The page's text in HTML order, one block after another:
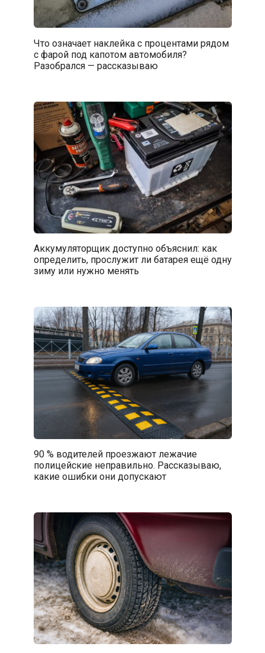
Что означает наклейка с процентами рядом
с фарой под капотом автомобиля?
Разобрался — рассказываю
Аккумуляторщик доступно объяснил: как
определить, прослужит ли батарея ещё одну
зиму или нужно менять
90 % водителей проезжают лежачие
полицейские неправильно. Рассказываю,
какие ошибки они допускают